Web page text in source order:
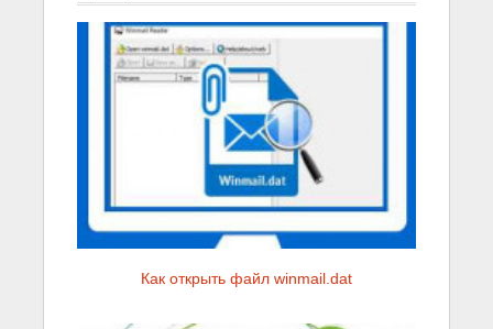
Как открыть файл winmail.dat